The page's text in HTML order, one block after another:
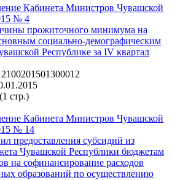
Кабинета Министров Чувашской
№ 4
прожиточного минимума на
социально-демографическим
Республике за IV квартал
2100201501300012
(1 стр.)
Кабинета Министров Чувашской
№ 14
предоставления субсидий из
Чувашской Республики бюджетам
на софинансирование расходов
образований по осуществлению